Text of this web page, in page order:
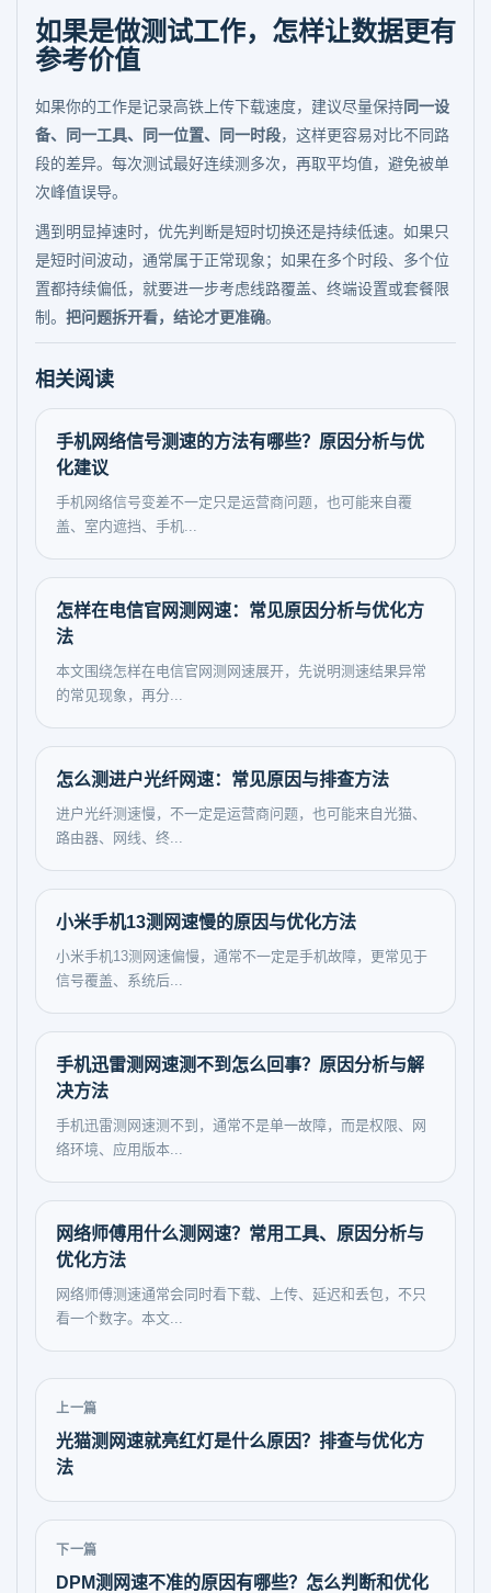
如果是做测试工作，怎样让数据更有
参考价值
如果你的工作是记录高铁上传下载速度，建议尽量保持同一设
备、同一工具、同一位置、同一时段，这样更容易对比不同路
段的差异。每次测试最好连续测多次，再取平均值，避免被单
次峰值误导。
遇到明显掉速时，优先判断是短时切换还是持续低速。如果只
是短时间波动，通常属于正常现象；如果在多个时段、多个位
置都持续偏低，就要进一步考虑线路覆盖、终端设置或套餐限
制。 把问题拆开看，结论才更准确。
相关阅读
手机网络信号测速的方法有哪些？原因分析与优
化建议
手机网络信号变差不一定只是运营商问题，也可能来自覆
盖、室内遮挡、手机...
怎样在电信官网测网速：常见原因分析与优化方
法
本文围绕怎样在电信官网测网速展开，先说明测速结果异常
的常见现象，再分...
怎么测进户光纤网速：常见原因与排查方法
进户光纤测速慢，不一定是运营商问题，也可能来自光猫、
路由器、网线、终...
小米手机13测网速慢的原因与优化方法
小米手机13测网速偏慢，通常不一定是手机故障，更常见于
信号覆盖、系统后...
手机迅雷测网速测不到怎么回事？原因分析与解
决方法
手机迅雷测网速测不到，通常不是单一故障，而是权限、网
络环境、应用版本...
网络师傅用什么测网速？常用工具、原因分析与
优化方法
网络师傅测速通常会同时看下载、上传、延迟和丢包，不只
看一个数字。本文...
上一篇
光猫测网速就亮红灯是什么原因？排查与优化方
法
下一篇
DPM测网速不准的原因有哪些？怎么判断和优化